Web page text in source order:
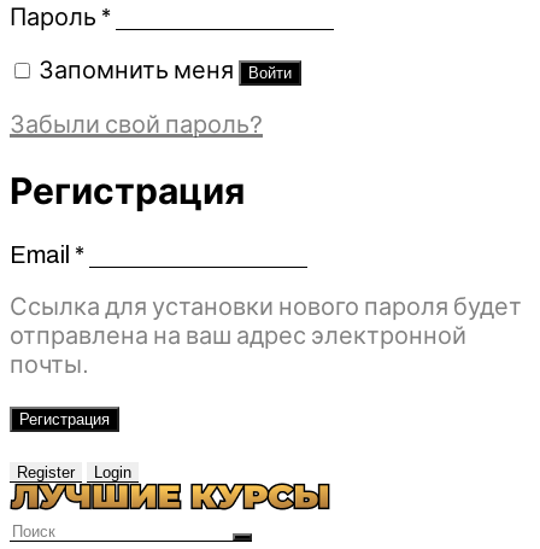
Пароль *Обязательно
Запомнить меня Войти
Забыли свой пароль?
Регистрация
Email *Обязательно
Ссылка для установки нового пароля будет
отправлена ​​на ваш адрес электронной
почты.
Регистрация
Register Login